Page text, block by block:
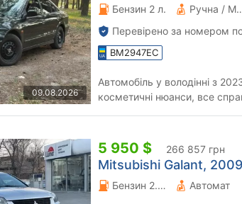
09.08.2026
Бензин 2 л. Ручна /
Перевірено за номером
BM2947EC
Автомобіль у володінні з
косметичні нюанси, все
5 950 $ 266 857 грн
Mitsubishi Galant,
Бензин 2.4 л. Автомат